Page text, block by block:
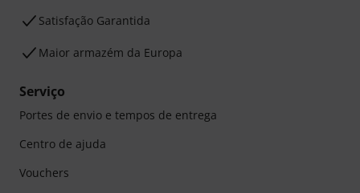
Satisfação Garantida
Maior armazém da Europa
Serviço
Portes de envio e tempos de entrega
Centro de ajuda
Vouchers